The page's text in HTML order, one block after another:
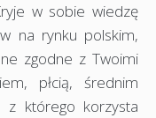
w sobie wiedzę
na rynku polskim,
zgodne z Twoimi
płcią, średnim
z którego korzysta